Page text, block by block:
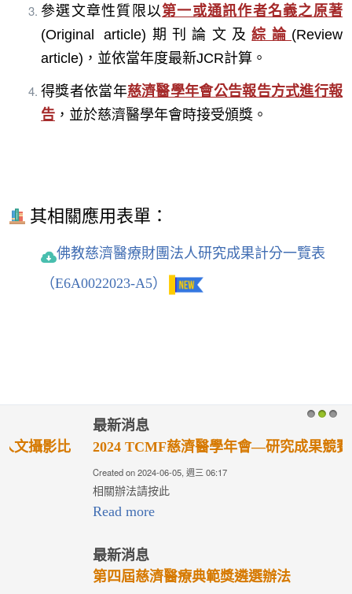
參選文章性質限以第一或通訊作者名義之原著
(Original article)期刊論文及綜論 (Review
article)，並依當年度最新JCR計算。
得獎者依當年慈濟醫學年會公告報告方式進行報
告 ，並於慈濟醫學年會時接受頒獎。
其相關應用表單：
佛教慈濟醫療財團法人研究成果計分一覽表
（E6A0022023-A5）
2024 TCMF慈濟醫學年會—研究成果競賽評選
Created on 2024-06-05, 週三 06:17
相關辦法請按此
第四屆慈濟醫療典範獎遴選辦法